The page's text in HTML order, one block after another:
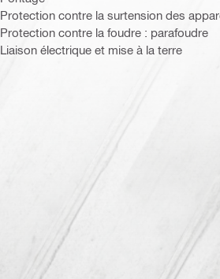
Protection contre la surtension des
Protection contre la foudre : parafoudre
Liaison électrique et mise à la terre